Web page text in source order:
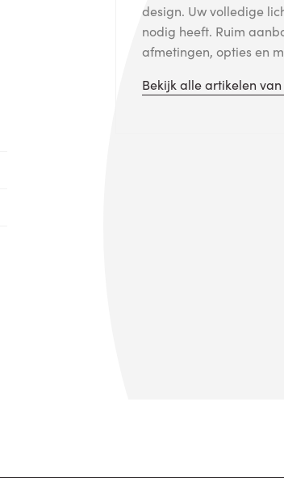
design. Uw volledige
nodig heeft. Ruim
afmetingen, opties en
Bekijk alle artikelen van